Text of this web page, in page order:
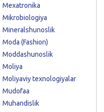
Mexatronika
Mikrobiologiya
Mineralshunoslik
Moda (Fashion)
Moddashunoslik
Moliya
Moliyaviy texnologiyalar
Mudofaa
Muhandislik